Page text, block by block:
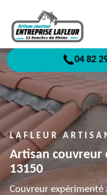
04 82
LAFLEUR
Artisan couvreur
13150
Couvreur expérimenté